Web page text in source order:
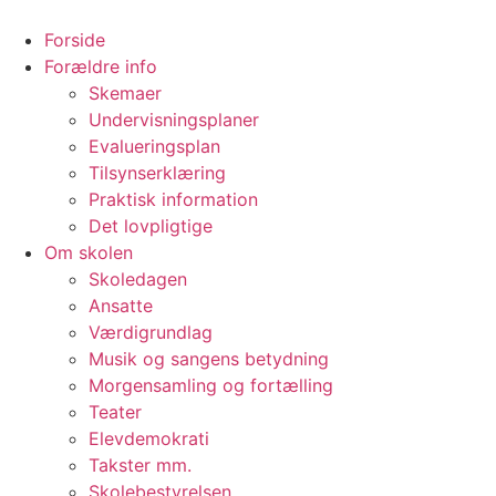
Forside
Forældre info
Skemaer
Undervisningsplaner
Evalueringsplan
Tilsynserklæring
Praktisk information
Det lovpligtige
Om skolen
Skoledagen
Ansatte
Værdigrundlag
Musik og sangens betydning
Morgensamling og fortælling
Teater
Elevdemokrati
Takster mm.
Skolebestyrelsen